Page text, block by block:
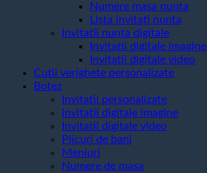
Numere masa nunta
Lista invitati nunta
Invitatii nunta digitale
Invitatii digitale imagine
Invitatii digitale video
Cutii verighete personalizate
Botez
Invitatii personalizate
invitatii digitale imagine
Invitatii digitale video
Plicuri de bani
Meniuri
Numere de masa